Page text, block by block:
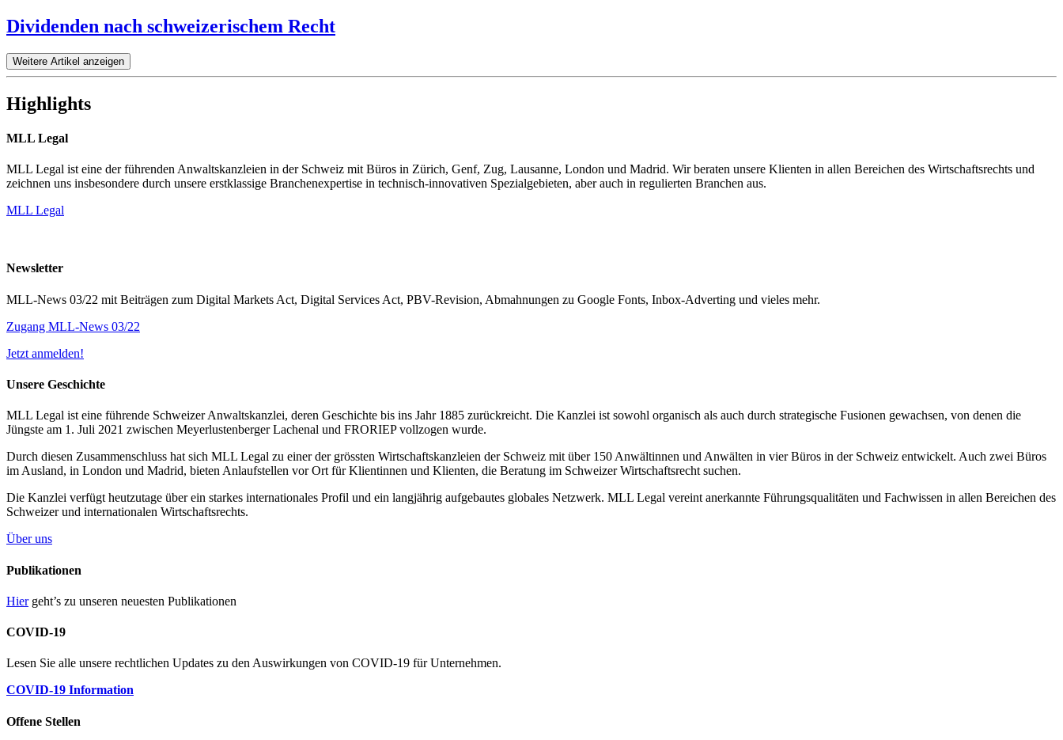
Dividenden nach schweizerischem Recht
Weitere Artikel anzeigen
Highlights
MLL Legal
MLL Legal ist eine der führenden Anwaltskanzleien in der Schweiz mit Büros in Zürich, Genf, Zug, Lausanne, London und Madrid. Wir beraten unsere Klienten in allen Bereichen des Wirtschaftsrechts und
zeichnen uns insbesondere durch unsere erstklassige Branchenexpertise in technisch-innovativen Spezialgebieten, aber auch in regulierten Branchen aus.
MLL Legal
Newsletter
MLL-News 03/22 mit Beiträgen zum Digital Markets Act, Digital Services Act, PBV-Revision, Abmahnungen zu Google Fonts, Inbox-Adverting und vieles mehr.
Zugang MLL-News 03/22
Jetzt anmelden!
Unsere Geschichte
MLL Legal ist eine führende Schweizer Anwaltskanzlei, deren Geschichte bis ins Jahr 1885 zurückreicht. Die Kanzlei ist sowohl organisch als auch durch strategische Fusionen gewachsen, von denen die
Jüngste am 1. Juli 2021 zwischen Meyerlustenberger Lachenal und FRORIEP vollzogen wurde.
Durch diesen Zusammenschluss hat sich MLL Legal zu einer der grössten Wirtschaftskanzleien der Schweiz mit über 150 Anwältinnen und Anwälten in vier Büros in der Schweiz entwickelt. Auch zwei Büros
im Ausland, in London und Madrid, bieten Anlaufstellen vor Ort für Klientinnen und Klienten, die Beratung im Schweizer Wirtschaftsrecht suchen.
Die Kanzlei verfügt heutzutage über ein starkes internationales Profil und ein langjährig aufgebautes globales Netzwerk. MLL Legal vereint anerkannte Führungsqualitäten und Fachwissen in allen Bereichen des
Schweizer und internationalen Wirtschaftsrechts.
Über uns
Publikationen
Hiergeht’s zu unseren neuesten Publikationen
COVID-19
Lesen Sie alle unsere rechtlichen Updates zu den Auswirkungen von COVID-19 für Unternehmen.
COVID-19 Information
Offene Stellen